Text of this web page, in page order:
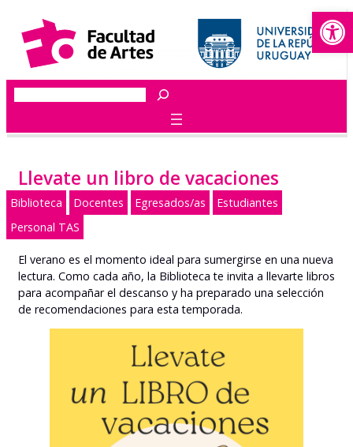
contenido
Buscar
Llevate un libro de vacaciones
Biblioteca Docentes Egresados/as
Estudiantes
Personal TAS
El verano es el momento ideal para sumergirse en una nueva
lectura. Como cada año, la Biblioteca te invita a llevarte libros
para acompañar el descanso y ha preparado una selección
de recomendaciones para esta temporada.